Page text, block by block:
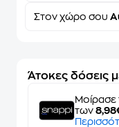
Στον χώρο σου
Άτοκες δόσεις
Μοίρασε
των